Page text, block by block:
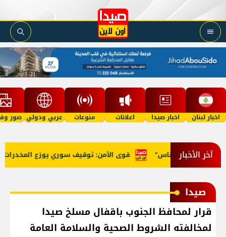
اخبار لبنان اخبار صيدا اعلانات منوعات عربي ودولي صور
آخر الأخبار قوى الأمن: توقيف سوري يوزع المخدرات على أموال الناس"
صيدا
قرار لمحافظ الجنوب باقفال مسلخ صيدا
لمخالفته الشروط الصحية والسلامة العامة